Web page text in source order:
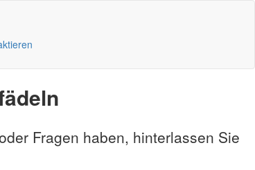
Fragen haben, hinterlassen Sie